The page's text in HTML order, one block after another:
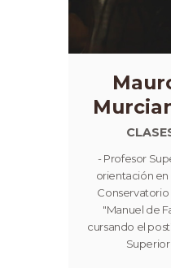
- Profesor
orientación
Conservatorio
"Manuel de
cursando el